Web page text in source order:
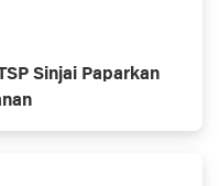
Sinjai Paparkan